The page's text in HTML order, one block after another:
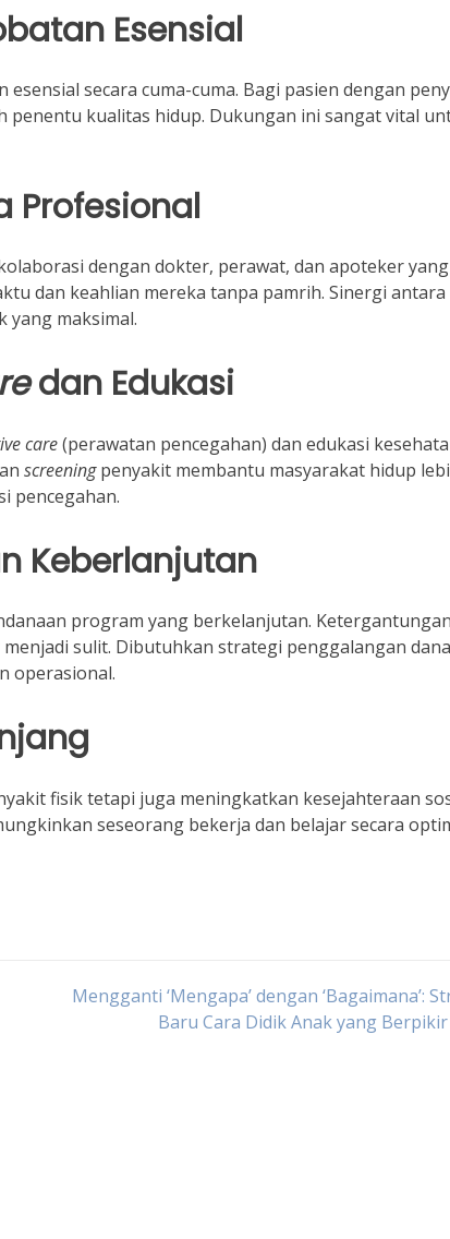
Esensial
secara cuma-cuma. Bagi pasien dengan
kualitas hidup. Dukungan ini sangat vital
Profesional
dengan dokter, perawat, dan apoteker yang
dan keahlian mereka tanpa pamrih. Sinergi antara
yang maksimal.
dan Edukasi
care(perawatan pencegahan) dan edukasi
screeningpenyakit membantu masyarakat hidup
pencegahan.
Keberlanjutan
program yang berkelanjutan. Ketergantungan
sulit. Dibutuhkan strategi penggalangan dana
operasional.
fisik tetapi juga meningkatkan kesejahteraan
seseorang bekerja dan belajar secara
Mengganti ‘Mengapa’ dengan ‘Bagaimana’:
Baru Cara Didik Anak yang